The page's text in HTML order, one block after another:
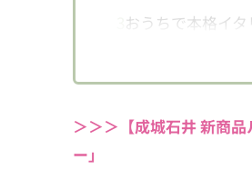
おうちで本格イ
＞＞＞【成城石井 新商
ー」